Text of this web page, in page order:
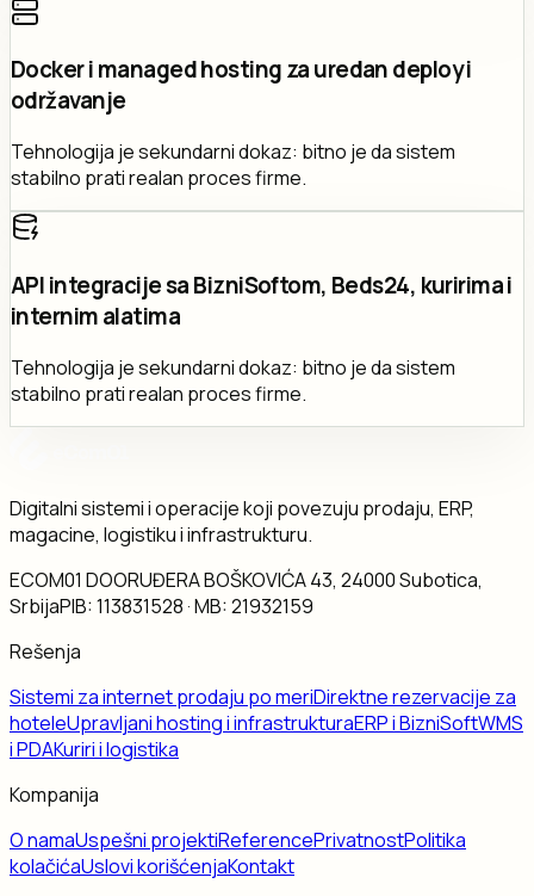
Docker i managed hosting za uredan deploy i
održavanje
Tehnologija je sekundarni dokaz: bitno je da sistem
stabilno prati realan proces firme.
API integracije sa BizniSoftom, Beds24, kuririma i
internim alatima
Tehnologija je sekundarni dokaz: bitno je da sistem
stabilno prati realan proces firme.
Digitalni sistemi i operacije koji povezuju prodaju, ERP,
magacine, logistiku i infrastrukturu.
ECOM01 DOORUĐERA BOŠKOVIĆA 43, 24000 Subotica,
SrbijaPIB:113831528· MB:21932159
Rešenja
Sistemi za internet prodaju po meriDirektne rezervacije za
hoteleUpravljani hosting i infrastrukturaERP i BizniSoftWMS
i PDAKuriri i logistika
Kompanija
O namaUspešni projektiReferencePrivatnostPolitika
kolačićaUslovi korišćenjaKontakt